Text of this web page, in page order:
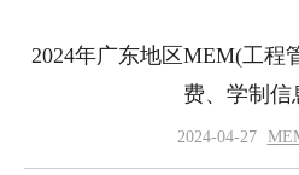
2024年广东地区MEM(工程
费、学制信
2024-04-27